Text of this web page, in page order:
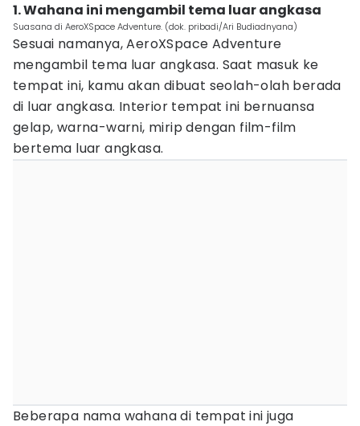
1. Wahana ini mengambil tema luar angkasa
Suasana di AeroXSpace Adventure. (dok. pribadi/Ari Budiadnyana)
Sesuai namanya, AeroXSpace Adventure
mengambil tema luar angkasa. Saat masuk ke
tempat ini, kamu akan dibuat seolah-olah berada
di luar angkasa. Interior tempat ini bernuansa
gelap, warna-warni, mirip dengan film-film
bertema luar angkasa.
Beberapa nama wahana di tempat ini juga